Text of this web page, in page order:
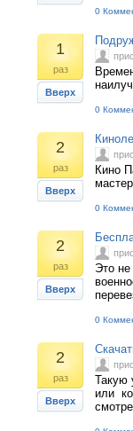
0
1
раз
Вверх
0
2
раз
Вверх
Кино
0
2
раз
Вверх
Это
0
2
раз
Вверх
Такую
или